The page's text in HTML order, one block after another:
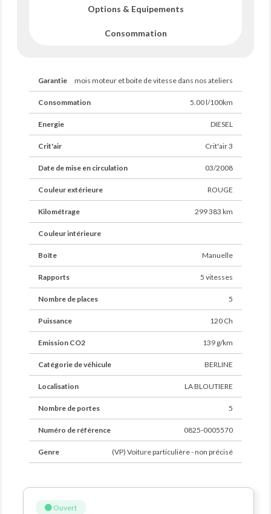
Options & Equipements
Consommation
Garantie mois moteur et boite de vitesse dans nos ateliers
Consommation 5.00 l/100km
Energie DIESEL
Crit'air Crit'air 3
Date de mise en circulation 03/2008
Couleur extérieure ROUGE
Kilométrage 299 383 km
Couleur intérieure
Boîte Manuelle
Rapports 5 vitesses
Nombre de places 5
Puissance 120 Ch
Emission CO2 139 g/km
Catégorie de véhicule BERLINE
Localisation LA BLOUTIERE
Nombre de portes 5
Numéro de référence 0825-0005570
Genre (VP) Voiture particulière - non précisé
Ouvert